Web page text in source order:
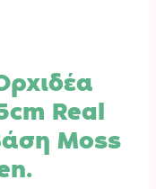
Real
Moss